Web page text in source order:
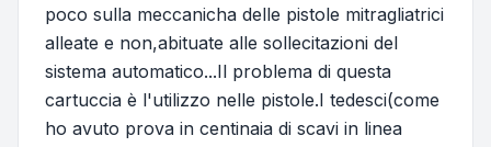
poco sulla meccanicha delle pistole mitragliatrici
alleate e non,abituate alle sollecitazioni del
sistema automatico...Il problema di questa
cartuccia è l'utilizzo nelle pistole.I tedesci(come
ho avuto prova in centinaia di scavi in linea